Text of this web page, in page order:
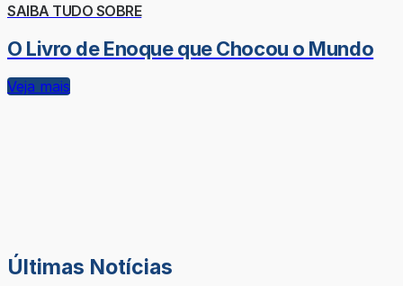
SAIBA TUDO SOBRE
O Livro de Enoque que Chocou o Mundo
Veja mais
Últimas Notícias